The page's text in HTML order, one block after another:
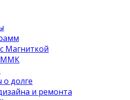
Магниткой
ММК
о долге
и ремонта